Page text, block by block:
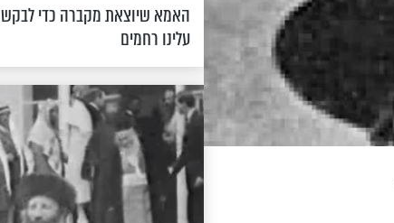
האמא שיוצאת מקברה כדי לבקש
עלינו רחמים